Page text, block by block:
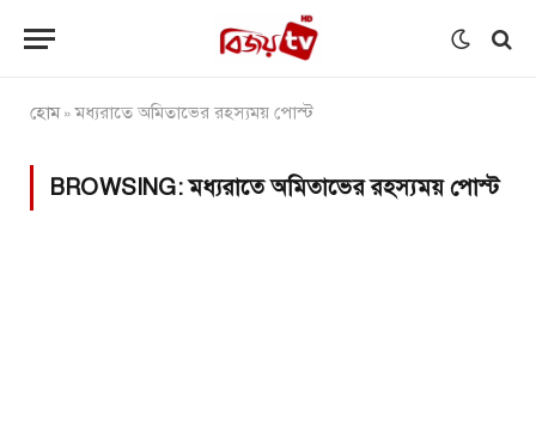
হোম»মধ্যরাতে অমিতাভের রহস্যময় পোস্ট
BROWSING:মধ্যরাতে অমিতাভের রহস্যময় পোস্ট